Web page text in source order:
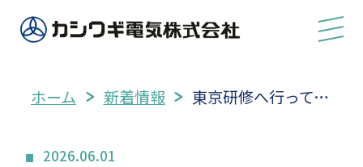
ホーム 新着情報 東京研修へ行ってき…
2026.06.01